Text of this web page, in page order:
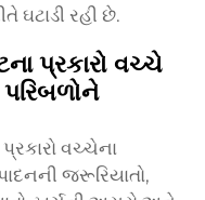
ઘટાડી રહી છે.
પ્રકારો વચ્ચે
વચ્ચેના
જરૂરિયાતો,